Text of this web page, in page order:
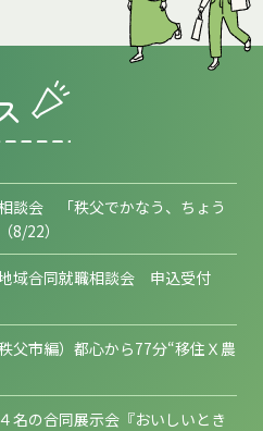
談会 「秩父でかなう、ちょう
8/22）
域合同就職相談会 申込受付
父市編）都心から77分“移住Ｘ農
の合同展示会『おいしいとき